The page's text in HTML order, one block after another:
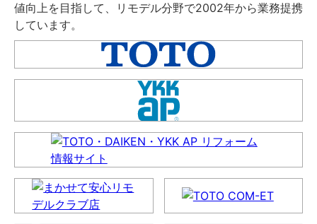
値向上を目指して、リモデル分野で2002年から業務提携
しています。